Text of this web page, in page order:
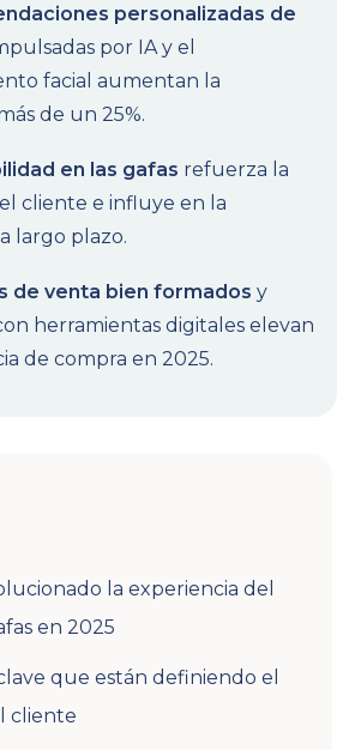
personalizadas de
por IA y el
facial aumentan la
de un 25%.
en las gafas refuerza la
cliente e influye en la
largo plazo.
de venta bien formados y
herramientas digitales elevan
de compra en 2025.
la experiencia del
en 2025
que están definiendo el
cliente